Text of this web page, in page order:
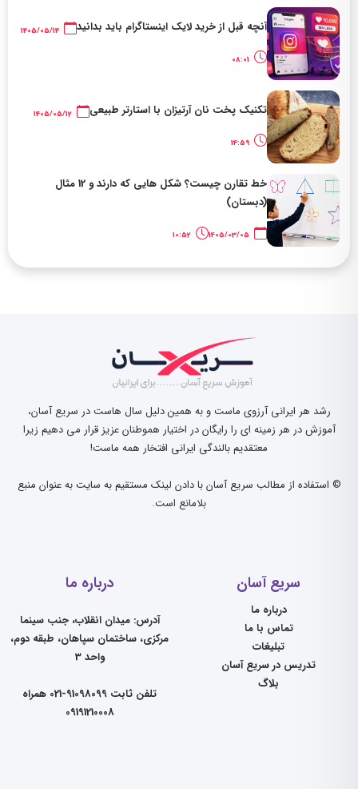
آنچه قبل از خرید لایک اینستاگرام باید بدانید
تکنیک پخت نان آرتیزان با استارتر طبیعی
14:59
خط تقارن چیست؟ شکل هایی که دارند و 12 مثال
(دبستان)
10:52
رشد هر ایرانی آرزوی ماست و به همین دلیل سال هاست در سریع آسان،
آموزش در هر زمینه ای را رایگان در اختیار هموطنان عزیز قرار می دهیم زیرا
معتقدیم بالندگی ایرانی افتخار همه ماست!
© استفاده از مطالب سریع آسان با دادن لینک مستقیم به سایت به عنوان منبع
بلامانع است.
سریع آسان
درباره ما
تماس با ما
تبلیغات
تدریس در سریع آسان
بلاگ
درباره ما
آدرس: میدان انقلاب، جنب سینما
مرکزی، ساختمان سپاهان، طبقه دوم،
واحد 3
تلفن ثابت 91098099-021 همراه
09191210008